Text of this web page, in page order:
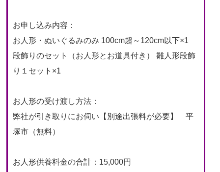
お申し込み内容：
お人形・ぬいぐるみのみ 100cm超～120cm以下×1
段飾りのセット（お人形とお道具付き） 雛人形段飾
り１セット×1
お人形の受け渡し方法：
弊社が引き取りにお伺い【別途出張料が必要】 平
塚市（無料）
お人形供養料金の合計：15,000円